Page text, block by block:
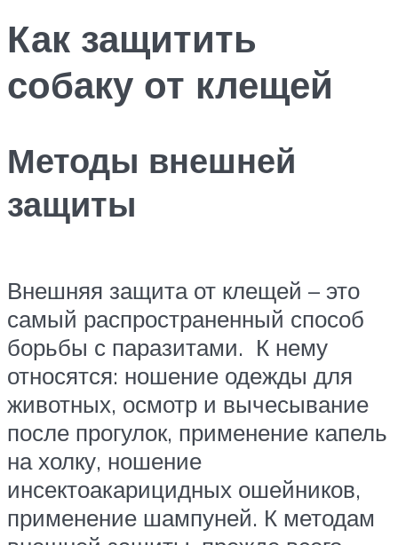
Как защитить
собаку от клещей
Методы внешней
защиты
Внешняя защита от клещей – это
самый распространенный способ
борьбы с паразитами. К нему
относятся: ношение одежды для
животных, осмотр и вычесывание
после прогулок, применение капель
на холку, ношение
инсектоакарицидных ошейников,
применение шампуней. К методам